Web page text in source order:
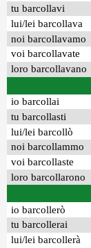
tu barcollavi
lui/lei barcollava
noi barcollavamo
voi barcollavate
loro barcollavano
io barcollai
tu barcollasti
lui/lei barcollò
noi barcollammo
voi barcollaste
loro barcollarono
io barcollerò
tu barcollerai
lui/lei barcollerà